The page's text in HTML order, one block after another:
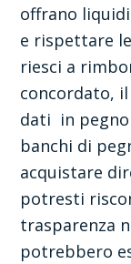
offrano
e rispettare
riesci a
concordato,
dati in pegno
banchi di
acquistare
potresti
trasparenza
potrebbero